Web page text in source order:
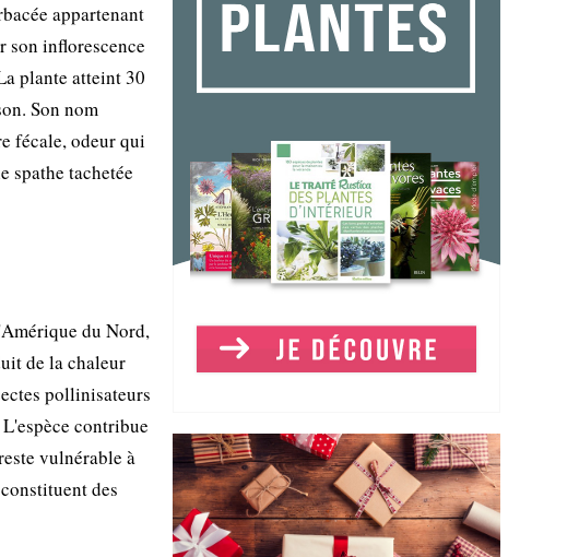
appartenant
son inflorescence
plante atteint 30
Son nom
fécale, odeur qui
spathe tachetée
du Nord,
de la chaleur
pollinisateurs
contribue
vulnérable à
des